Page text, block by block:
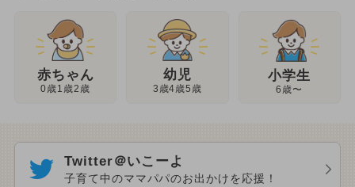
赤ちゃん
0歳1歳2歳
幼児
3歳4歳5歳
小学生
6歳〜
Twitter＠いこーよ
子育て中のママパパのお出かけを応援！